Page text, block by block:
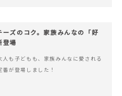
ズのコク。家族みんなの「好
登場
人も子どもも、家族みんなに愛される
番が登場しました！